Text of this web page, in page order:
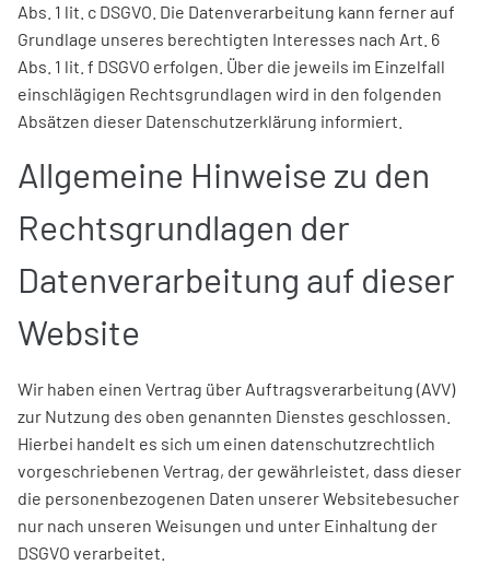
Abs. 1 lit. c DSGVO. Die Datenverarbeitung kann ferner auf
Grundlage unseres berechtigten Interesses nach Art. 6
Abs. 1 lit. f DSGVO erfolgen. Über die jeweils im Einzelfall
einschlägigen Rechtsgrundlagen wird in den folgenden
Absätzen dieser Datenschutzerklärung informiert.
Allgemeine Hinweise zu den
Rechtsgrundlagen der
Datenverarbeitung auf dieser
Website
Wir haben einen Vertrag über Auftragsverarbeitung (AVV)
zur Nutzung des oben genannten Dienstes geschlossen.
Hierbei handelt es sich um einen datenschutzrechtlich
vorgeschriebenen Vertrag, der gewährleistet, dass dieser
die personenbezogenen Daten unserer Websitebesucher
nur nach unseren Weisungen und unter Einhaltung der
DSGVO verarbeitet.